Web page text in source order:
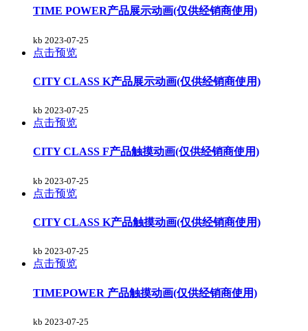
TIME POWER产品展示动画(仅供经销商使用)
kb 2023-07-25
点击预览
CITY CLASS K产品展示动画(仅供经销商使用)
kb 2023-07-25
点击预览
CITY CLASS F产品触摸动画(仅供经销商使用)
kb 2023-07-25
点击预览
CITY CLASS K产品触摸动画(仅供经销商使用)
kb 2023-07-25
点击预览
TIMEPOWER 产品触摸动画(仅供经销商使用)
kb 2023-07-25